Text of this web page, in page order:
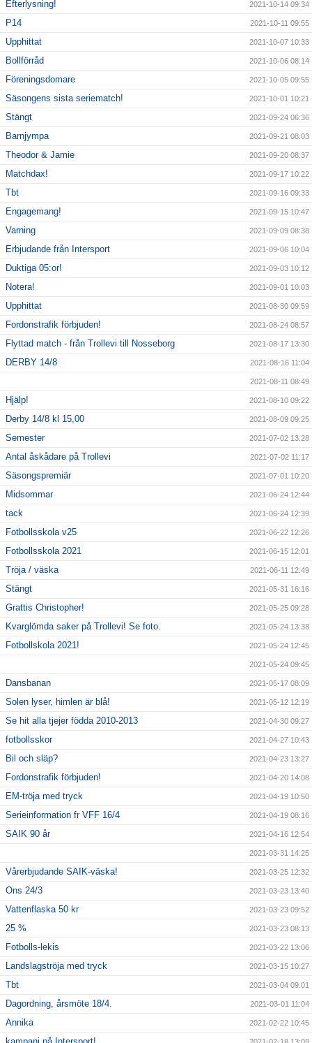
Efterlysning! 2021-10-14 09:34
P14 2021-10-11 09:55
Upphittat 2021-10-07 10:33
Bollförråd 2021-10-06 08:14
Föreningsdomare 2021-10-05 09:55
Säsongens sista seriematch! 2021-10-01 10:21
Stängt 2021-09-24 06:36
Barnjympa 2021-09-21 08:03
Theodor & Jamie 2021-09-20 08:37
Matchdax! 2021-09-17 10:22
Tbt 2021-09-16 09:33
Engagemang! 2021-09-15 10:47
Varning 2021-09-09 08:38
Erbjudande från Intersport 2021-09-06 10:04
Duktiga 05:or! 2021-09-03 10:12
Notera! 2021-09-01 10:03
Upphittat 2021-08-30 09:59
Fordonstrafik förbjuden! 2021-08-24 08:57
Flyttad match - från Trollevi till Nosseborg 2021-08-17 13:30
DERBY 14/8 2021-08-16 11:04
2021-08-11 08:49
Hjälp! 2021-08-10 09:22
Derby 14/8 kl 15,00 2021-08-09 09:25
Semester 2021-07-02 13:28
Antal åskådare på Trollevi 2021-07-02 11:17
Säsongspremiär 2021-07-01 10:20
Midsommar 2021-06-24 12:44
tack 2021-06-24 12:39
Fotbollsskola v25 2021-06-22 12:26
Fotbollsskola 2021 2021-06-15 12:01
Tröja / väska 2021-06-11 12:49
Stängt 2021-05-31 16:16
Grattis Christopher! 2021-05-25 09:28
Kvarglömda saker på Trollevi! Se foto. 2021-05-24 13:38
Fotbollskola 2021! 2021-05-24 12:45
2021-05-24 09:45
Dansbanan 2021-05-17 08:09
Solen lyser, himlen är blå! 2021-05-12 12:19
Se hit alla tjejer födda 2010-2013 2021-04-30 09:27
fotbollsskor 2021-04-27 10:43
Bil och släp? 2021-04-23 13:27
Fordonstrafik förbjuden! 2021-04-20 14:08
EM-tröja med tryck 2021-04-19 10:50
Serieinformation fr VFF 16/4 2021-04-19 08:16
SAIK 90 år 2021-04-16 12:54
2021-03-31 14:25
Vårerbjudande SAIK-väska! 2021-03-25 12:32
Ons 24/3 2021-03-23 13:40
Vattenflaska 50 kr 2021-03-23 09:52
25 % 2021-03-23 08:13
Fotbolls-lekis 2021-03-22 13:06
Landslagströja med tryck 2021-03-15 10:27
Tbt 2021-03-04 09:01
Dagordning, årsmöte 18/4. 2021-03-01 11:04
Annika 2021-02-22 10:45